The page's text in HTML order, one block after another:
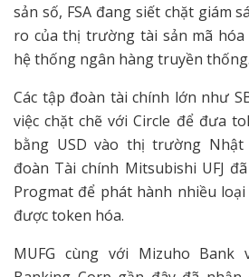
sản số, FSA đang siết chặt giám
ro của thị trường tài sản mã
hệ thống ngân hàng truyền thống.
Các tập đoàn tài chính lớn như
việc chặt chẽ với Circle để đưa
bằng USD vào thị trường
đoàn Tài chính Mitsubishi UFJ
Progmat để phát hành nhiều
được token hóa.
MUFG cùng với Mizuho Bank